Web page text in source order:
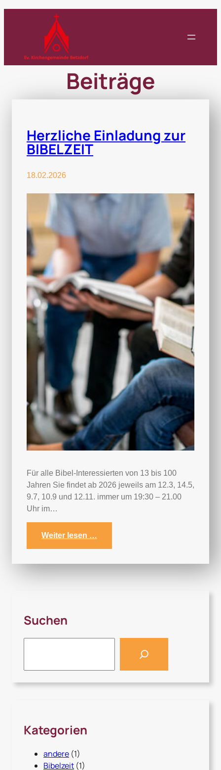
Beiträge
Herzliche Einladung zur
BIBELZEIT
18.02.2026
Für alle Bibel-Interessierten von 13 bis 100
Jahren Sie findet ab 2026 jeweils am 12.3, 14.5,
9.7, 10.9 und 12.11. immer um 19:30 – 21.00
Uhr im…
Weiter lesen …
Suchen
Kategorien
andere (1)
Bibelzeit (1)